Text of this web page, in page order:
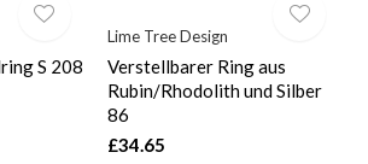
S 208
Lime Tree Design
Verstellbarer Ring aus
Rubin/Rhodolith und Silber
86
£34.65